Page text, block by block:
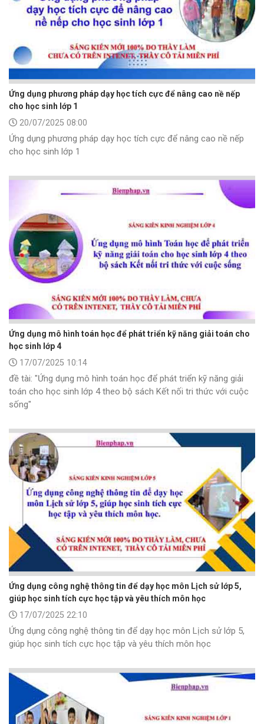
Ứng dụng phương pháp dạy học tích cực để nâng cao nề nếp
cho học sinh lớp 1
20/07/2025 08:00
Ứng dụng phương pháp dạy học tích cực để nâng cao nề nếp
cho học sinh lớp 1
Ứng dụng mô hình toán học để phát triển kỹ năng giải toán cho
học sinh lớp 4
17/07/2025 10:14
đề tài: "Ứng dụng mô hình toán học để phát triển kỹ năng giải
toán cho học sinh lớp 4 theo bộ sách Kết nối tri thức với cuộc
sống"
Ứng dụng công nghệ thông tin để dạy học môn Lịch sử lớp 5,
giúp học sinh tích cực học tập và yêu thích môn học
17/07/2025 22:10
Ứng dụng công nghệ thông tin để dạy học môn Lịch sử lớp 5,
giúp học sinh tích cực học tập và yêu thích môn học